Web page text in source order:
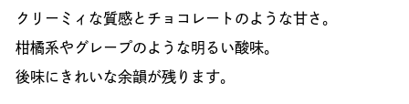
クリーミィな質感とチョコレートのような甘さ。
柑橘系やグレープのような明るい酸味。
後味にきれいな余韻が残ります。